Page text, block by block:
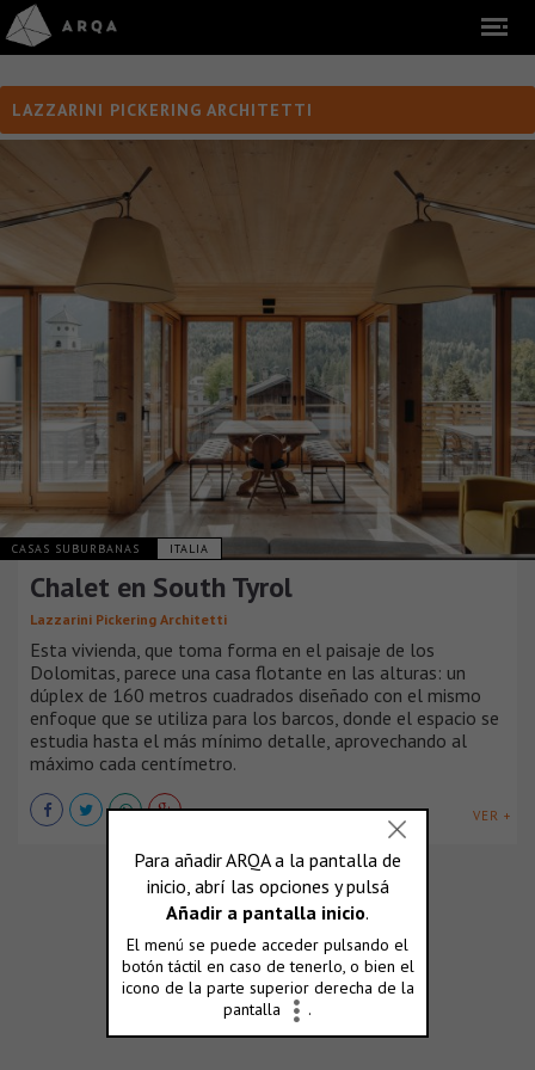
LAZZARINI PICKERING ARCHITETTI
CASAS SUBURBANAS ITALIA
Chalet en South Tyrol
Lazzarini Pickering Architetti
Esta vivienda, que toma forma en el paisaje de los
Dolomitas, parece una casa flotante en las alturas: un
dúplex de 160 metros cuadrados diseñado con el mismo
enfoque que se utiliza para los barcos, donde el espacio se
estudia hasta el más mínimo detalle, aprovechando al
máximo cada centímetro.
VER +